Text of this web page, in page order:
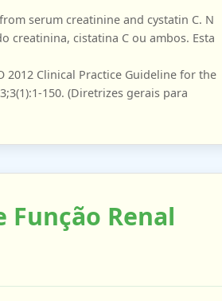
serum creatinine and cystatin C. N
creatinina, cistatina C ou ambos. Esta
2012 Clinical Practice Guideline for the
150. (Diretrizes gerais para
Função Renal